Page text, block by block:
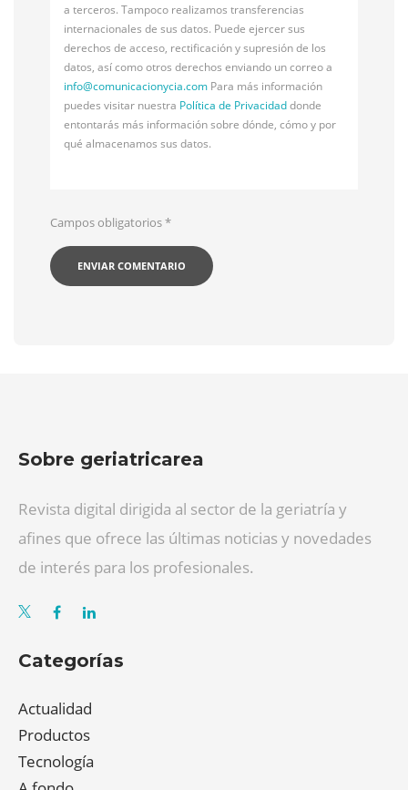
a terceros. Tampoco realizamos transferencias
internacionales de sus datos. Puede ejercer sus
derechos de acceso, rectificación y supresión de los
datos, así como otros derechos enviando un correo a
info@comunicacionycia.com Para más información
puedes visitar nuestra Política de Privacidaddonde
entontarás más información sobre dónde, cómo y por
qué almacenamos sus datos.
Campos obligatorios*
Sobre geriatricarea
Revista digital dirigida al sector de la geriatría y
afines que ofrece las últimas noticias y novedades
de interés para los profesionales.
Categorías
Actualidad
Productos
Tecnología